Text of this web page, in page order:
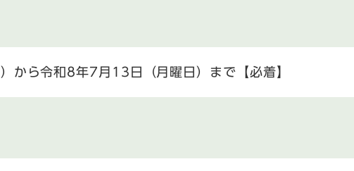
から令和8年7月13日（月曜日）まで【必着】